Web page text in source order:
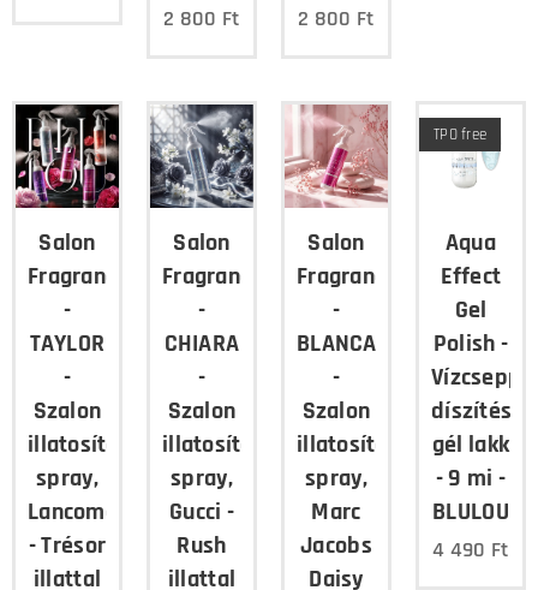
2 800 Ft 2 800 Ft
Salon
Fragrance
-
TAYLOR
-
Szalon
illatosító
spray,
Lancome
- Trésor
illattal
Salon
Fragrance
-
CHIARA
-
Szalon
illatosító
spray,
Gucci -
Rush
illattal
Salon
Fragrance
-
BLANCA
-
Szalon
illatosító
spray,
Marc
Jacobs
Daisy
Aqua
Effect
Gel
Polish -
Vízcsepp
díszítés,
gél lakk
- 9 mi -
BLULOU
TPO free
4 490 Ft